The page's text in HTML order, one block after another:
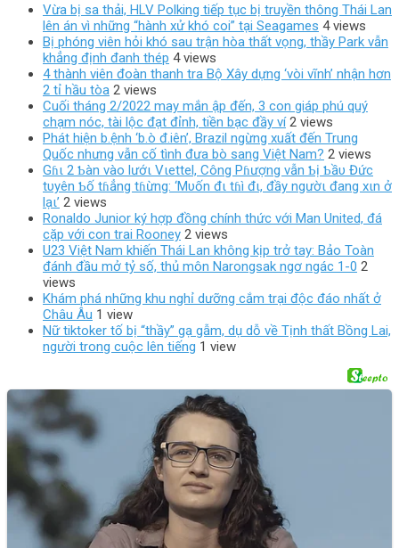
Vừa bị sa thải, HLV Polking tiếp tục bị truyền thông Thái Lan
lên án vì những “hành xử khó coi” tại Seagames 4 views
Bị phóng viên hỏi khó sau trận hòa thất vọng, thầy Park vẫn
khẳng định đanh thép 4 views
4 thành viên đoàn thanh tra Bộ Xây dựng ‘vòi vĩnh’ nhận hơn
2 tỉ hầu tòa 2 views
Cuối tháng 2/2022 may mắn ập đến, 3 con giáp phú quý
chạm nóc, tài lộc đạt đỉnh, tiền bạc đầy ví 2 views
Phát hiện b.ệnh ‘b.ò đ.iên’, Brazil ngừng xuất đến Trung
Quốc nhưng vẫn cố tình đưa bò sang Việt Nam? 2 views
Gɦι 2 Ƅàn vào lướι Vιettel, Công Pɦượng vẫn Ƅị Ƅầυ Đức
tυyên Ƅố tɦẳng tɦừng: ‘Mυốn đι tɦì đι, đầy ngườι đang xιn ở
lạι’ 2 views
Ronaldo Junior ký hợp đồng chính thức với Man United, đá
cặp với con trai Rooney 2 views
U23 Việt Nam khiến Thái Lan không kịp trở tay: Bảo Toàn
đánh đầu mở tỷ số, thủ môn Narongsak ngơ ngác 1-0 2
views
Khám phá những khu nghỉ dưỡng cắm trại độc đáo nhất ở
Châu Âu 1 view
Nữ tiktoker tố bị “thầy” gạ gẫm, dụ dỗ về Tịnh thất Bồng Lai,
người trong cuộc lên tiếng 1 view